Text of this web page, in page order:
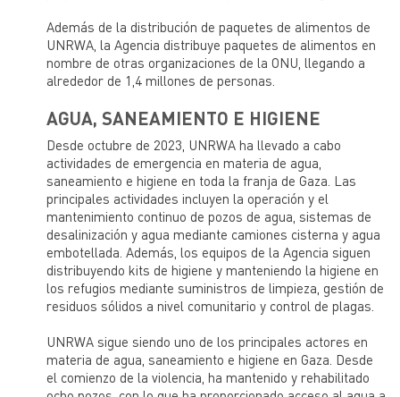
Además de la distribución de paquetes de alimentos de
UNRWA, la Agencia distribuye paquetes de alimentos en
nombre de otras organizaciones de la ONU, llegando a
alrededor de 1,4 millones de personas.
AGUA, SANEAMIENTO E HIGIENE
Desde octubre de 2023, UNRWA ha llevado a cabo
actividades de emergencia en materia de agua,
saneamiento e higiene en toda la franja de Gaza. Las
principales actividades incluyen la operación y el
mantenimiento continuo de pozos de agua, sistemas de
desalinización y agua mediante camiones cisterna y agua
embotellada. Además, los equipos de la Agencia siguen
distribuyendo kits de higiene y manteniendo la higiene en
los refugios mediante suministros de limpieza, gestión de
residuos sólidos a nivel comunitario y control de plagas.
UNRWA sigue siendo uno de los principales actores en
materia de agua, saneamiento e higiene en Gaza. Desde
el comienzo de la violencia, ha mantenido y rehabilitado